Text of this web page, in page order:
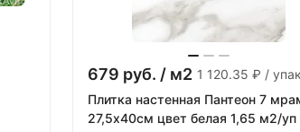
679 руб. / м2 1 120.35 ₽ / упак
Плитка настенная Пантеон 7
27,5х40см цвет белая 1,65 м2/уп